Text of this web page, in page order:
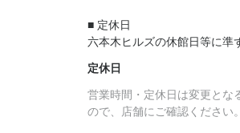
■ 定休日
六本木ヒルズの休館日等に準
定休日
営業時間・定休日は変更とな
ので、店舗にご確認ください。